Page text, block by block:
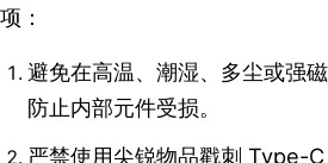
项：
避免在高温、潮湿、多尘或强
防止内部元件受损。
严禁使用尖锐物品戳刺 Type-